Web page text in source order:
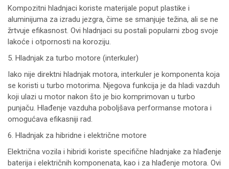
Kompozitni hladnjaci koriste materijale poput plastike i
aluminijuma za izradu jezgra, čime se smanjuje težina, ali se ne
žrtvuje efikasnost. Ovi hladnjaci su postali popularni zbog svoje
lakoće i otpornosti na koroziju.
5. Hladnjak za turbo motore (interkuler)
Iako nije direktni hladnjak motora, interkuler je komponenta koja
se koristi u turbo motorima. Njegova funkcija je da hladi vazduh
koji ulazi u motor nakon što je bio komprimovan u turbo
punjaču. Hlađenje vazduha poboljšava performanse motora i
omogućava efikasniji rad.
6. Hladnjak za hibridne i električne motore
Električna vozila i hibridi koriste specifične hladnjake za hlađenje
baterija i električnih komponenata, kao i za hlađenje motora. Ovi